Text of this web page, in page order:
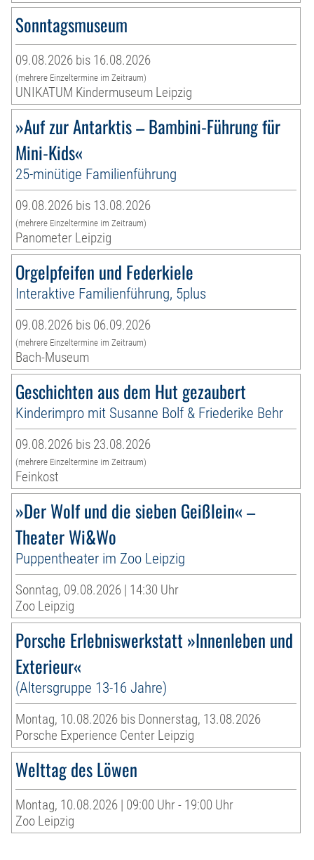
Sonntagsmuseum
09.08.2026 bis 16.08.2026
(mehrere Einzeltermine im Zeitraum)
UNIKATUM Kindermuseum Leipzig
»Auf zur Antarktis – Bambini-Führung für
Mini-Kids«
25-minütige Familienführung
09.08.2026 bis 13.08.2026
(mehrere Einzeltermine im Zeitraum)
Panometer Leipzig
Orgelpfeifen und Federkiele
Interaktive Familienführung, 5plus
09.08.2026 bis 06.09.2026
(mehrere Einzeltermine im Zeitraum)
Bach-Museum
Geschichten aus dem Hut gezaubert
Kinderimpro mit Susanne Bolf & Friederike Behr
09.08.2026 bis 23.08.2026
(mehrere Einzeltermine im Zeitraum)
Feinkost
»Der Wolf und die sieben Geißlein« –
Theater Wi&Wo
Puppentheater im Zoo Leipzig
Sonntag, 09.08.2026 | 14:30 Uhr
Zoo Leipzig
Porsche Erlebniswerkstatt »Innenleben und
Exterieur«
(Altersgruppe 13-16 Jahre)
Montag, 10.08.2026 bis Donnerstag, 13.08.2026
Porsche Experience Center Leipzig
Welttag des Löwen
Montag, 10.08.2026 | 09:00 Uhr - 19:00 Uhr
Zoo Leipzig